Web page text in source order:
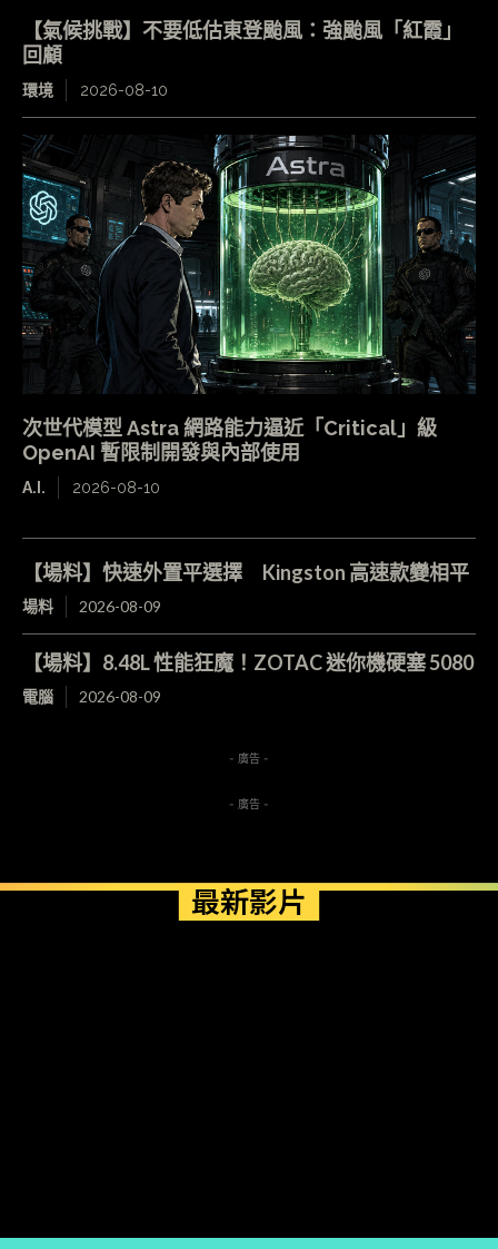
【氣候挑戰】不要低估東登颱風：強颱風「紅霞」
回顧
環境 2026-08-10
次世代模型 Astra 網路能力逼近「Critical」級
OpenAI 暫限制開發與內部使用
A.I. 2026-08-10
【場料】快速外置平選擇 Kingston 高速款變相平
場料 2026-08-09
【場料】8.48L 性能狂魔！ZOTAC 迷你機硬塞 5080
電腦 2026-08-09
- 廣告 -
- 廣告 -
最新影片